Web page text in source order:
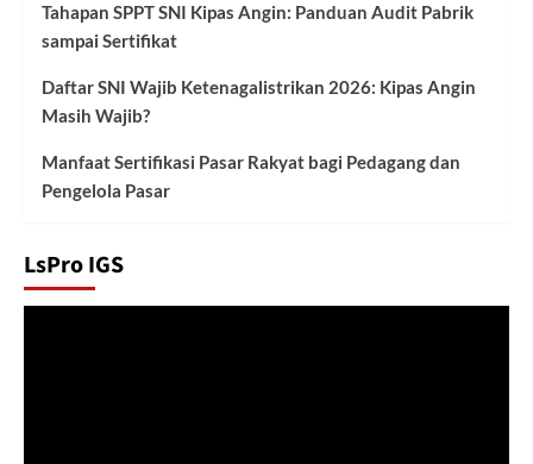
Tahapan SPPT SNI Kipas Angin: Panduan Audit Pabrik
sampai Sertifikat
Daftar SNI Wajib Ketenagalistrikan 2026: Kipas Angin
Masih Wajib?
Manfaat Sertifikasi Pasar Rakyat bagi Pedagang dan
Pengelola Pasar
LsPro IGS